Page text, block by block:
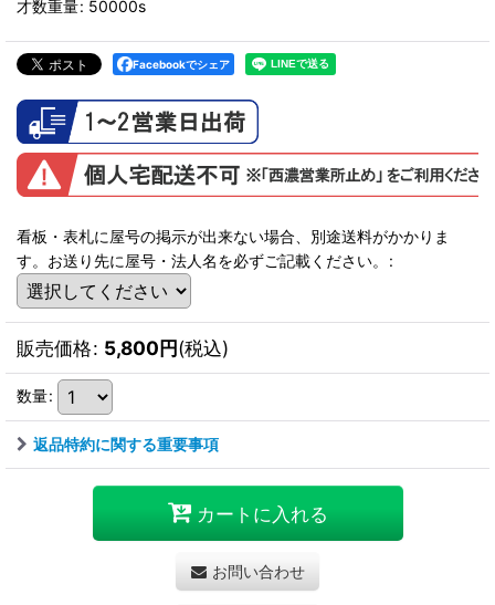
才数重量: 50000s
Facebookでシェア
看板・表札に屋号の掲示が出来ない場合、別途送料がかかりま
す。お送り先に屋号・法人名を必ずご記載ください。
:
販売価格: 5,800円(税込)
数量:
返品特約に関する重要事項
カートに入れる
お問い合わせ